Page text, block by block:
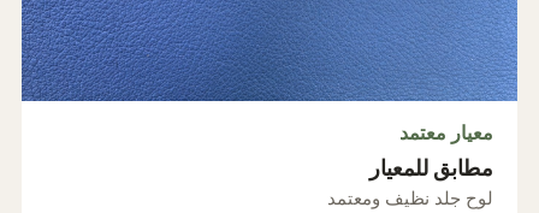
معيار معتمد
مطابق للمعيار
لوح جلد نظيف ومعتمد